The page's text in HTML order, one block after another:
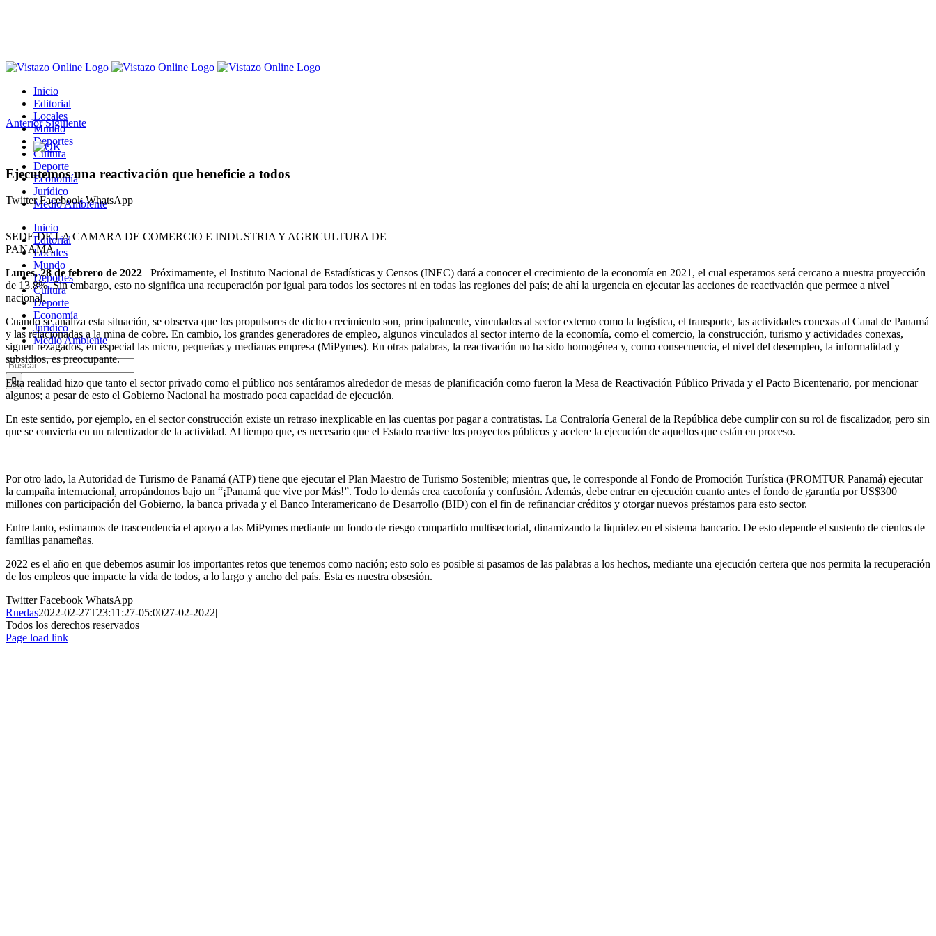
Inicio
Editorial
Locales
Mundo
Deportes
Cultura
Deporte
Economía
Jurídico
Medio Ambiente
Inicio
Editorial
Locales
Mundo
Deportes
Cultura
Deporte
Economía
Jurídico
Medio Ambiente
Buscar:
Anterior Siguiente
Ver
imagen
más
grande
Ejecutemos una reactivación que beneficie a todos
TwitterFacebookWhatsApp
SEDE DE LA CAMARA DE COMERCIO E INDUSTRIA Y AGRICULTURA DE
PANAMA
Lunes, 28 de febrero de 2022 Próximamente, el Instituto Nacional de Estadísticas y Censos (INEC) dará a conocer el crecimiento de la economía en 2021, el cual esperamos será cercano a nuestra proyección
de 13.8%. Sin embargo, esto no significa una recuperación por igual para todos los sectores ni en todas las regiones del país; de ahí la urgencia en ejecutar las acciones de reactivación que permee a nivel
nacional.
Cuando se analiza esta situación, se observa que los propulsores de dicho crecimiento son, principalmente, vinculados al sector externo como la logística, el transporte, las actividades conexas al Canal de Panamá
y las relacionadas a la mina de cobre. En cambio, los grandes generadores de empleo, algunos vinculados al sector interno de la economía, como el comercio, la construcción, turismo y actividades conexas,
siguen rezagados, en especial las micro, pequeñas y medianas empresa (MiPymes). En otras palabras, la reactivación no ha sido homogénea y, como consecuencia, el nivel del desempleo, la informalidad y
subsidios, es preocupante.
Esta realidad hizo que tanto el sector privado como el público nos sentáramos alrededor de mesas de planificación como fueron la Mesa de Reactivación Público Privada y el Pacto Bicentenario, por mencionar
algunos; a pesar de esto el Gobierno Nacional ha mostrado poca capacidad de ejecución.
En este sentido, por ejemplo, en el sector construcción existe un retraso inexplicable en las cuentas por pagar a contratistas. La Contraloría General de la República debe cumplir con su rol de fiscalizador, pero sin
que se convierta en un ralentizador de la actividad. Al tiempo que, es necesario que el Estado reactive los proyectos públicos y acelere la ejecución de aquellos que están en proceso.
Por otro lado, la Autoridad de Turismo de Panamá (ATP) tiene que ejecutar el Plan Maestro de Turismo Sostenible; mientras que, le corresponde al Fondo de Promoción Turística (PROMTUR Panamá) ejecutar
la campaña internacional, arropándonos bajo un “¡Panamá que vive por Más!”. Todo lo demás crea cacofonía y confusión. Además, debe entrar en ejecución cuanto antes el fondo de garantía por US$300
millones con participación del Gobierno, la banca privada y el Banco Interamericano de Desarrollo (BID) con el fin de refinanciar créditos y otorgar nuevos préstamos para esto sector.
Entre tanto, estimamos de trascendencia el apoyo a las MiPymes mediante un fondo de riesgo compartido multisectorial, dinamizando la liquidez en el sistema bancario. De esto depende el sustento de cientos de
familias panameñas.
2022 es el año en que debemos asumir los importantes retos que tenemos como nación; esto solo es posible si pasamos de las palabras a los hechos, mediante una ejecución certera que nos permita la recuperación
de los empleos que impacte la vida de todos, a lo largo y ancho del país. Esta es nuestra obsesión.
TwitterFacebook WhatsApp
Ruedas2022-02-27T23:11:27-05:0027-02-2022|
Todos los derechos reservados
Page load link